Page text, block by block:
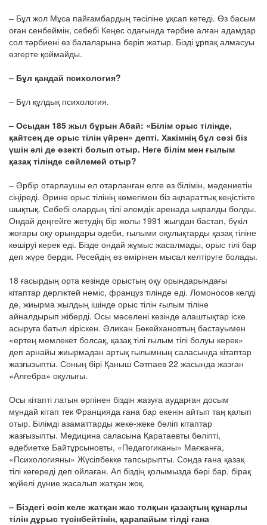
– Бұл жол Мұса пайғамбардың тәсіліне ұқсап кетеді. Өз басым
оған сенбеймін, себебі Кеңес одағында тәрбие алған адамдар
сол тәрбиені өз балаларына беріп жатыр. Бізді ұрпақ алмасуы
өзгерте қоймайды.
– Бұл қандай психология?
– Бұл құлдық психология.
– Осыдан 185 жыл бұрын Абай: «Білім орыс тілінде,
қайтсең де орыс тілін үйрен» депті. Хакімнің бұл сөзі біз
үшін әлі де өзекті болып отыр. Неге білім мен ғылым
қазақ тілінде сөйлемей отыр?
– Әрбір отарлаушы ел отарланған елге өз білімін, мәдениетін
сіңіреді. Әрине орыс тілінің көмегімен біз ақпараттық кеңістікте
шықтық. Себебі олардың тілі әлемдік аренада ықпалды болды.
Ондай деңгейге жетудің бір жолы 1991 жылдан бастап, бүкіл
жоғары оқу орындары әдеби, ғылыми оқулықтарды қазақ тіліне
көшіруі керек еді. Бізде ондай жұмыс жасалмады, орыс тілі бар
деп жүре бердік. Ресейдің өз өмірінен мысал келтіруге болады.
18 ғасырдың орта кезінде орыстың оқу орындарындағы
кітаптар дерліктей неміс, француз тілінде еді. Ломоносов келді
де, жиырма жылдың ішінде орыс тілін ғылым тіліне
айналдырып жіберді. Осы мәселені кезінде алаштықтар іске
асыруға батыл кіріскен. Әлихан Бөкейхановтың бастауымен
«ертең мемлекет болсақ, қазақ тілі ғылым тілі болуы керек»
деп арнайы жиырмадан артық ғылымның саласында кітаптар
жазғызыпты. Соның бірі Қаныш Сәтпаев 22 жасында жазған
«Алгебра» оқулығы.
Осы кітапті латын әрпінен біздін жазуға аударған досым
мұндай кітап тек Францияда ғана бар екенін айтып таң қалып
отыр. Білімді азаматтарды жеке-жеке бөліп кітаптар
жазғызыпты. Медицина саласына Қаратаевты бөліпті,
әдебиетке Байтұрсыновты, «Педагогиканы» Мағжанға,
«Психологияны» Жүсіпбекке тапсырыпты. Сонда ғана қазақ
тілі көгереді деп ойлаған. Ал біздің қолымызда бәрі бар, бірақ
жүйелі дүние жасалып жатқан жоқ.
– Біздегі өсіп келе жатқан жас толқын қазақтың құнарлы
тілін дұрыс түсінбейтінін, қарапайым тілді ғана